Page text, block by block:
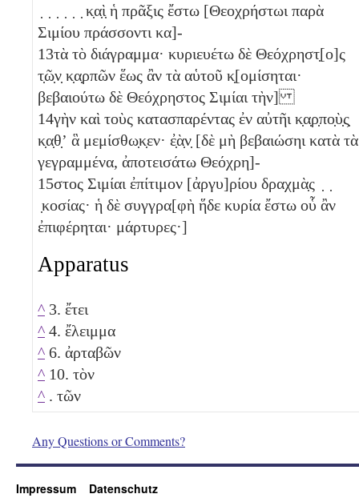
̣ ̣ ̣ ̣ ̣ ̣ κ̣α̣ὶ̣ ἡ πρᾶξις ἔστω [Θεοχρήστωι παρὰ
Σιμίου πράσσοντι κα]-
13τὰ τὸ διάγραμμα· κυριευέτω δὲ Θεόχρηστ̣[ο]ς
τ̣ῶ̣ν̣ κ̣α̣ρπῶν ἕως ἂν τὰ αὑτοῦ κ̣[ομίσηται·
βεβαιούτω δὲ Θεόχρηστος Σιμίαι τὴν]
14γὴν καὶ τοὺς κατασπαρέντας ἐν αὐτῆι κ̣α̣ρ̣πο̣ὺ̣ς̣
κ̣α̣θ̣ʼ ἃ μεμίσθω̣κ̣εν· ἐ̣ὰ̣ν̣ [δὲ μὴ βεβαιώσηι κατὰ τὰ
γεγραμμένα, ἀποτεισάτω Θεόχρη]-
15στος Σιμίαι ἐπίτιμον [ἀργυ]ρίου δραχμὰ̣ς ̣ ̣
̣κοσίας· ἡ δὲ συγγρα[φὴ ἥδε κυρία ἔστω οὗ ἂν
ἐπιφέρηται· μάρτυρες·]
Apparatus
^ 3. ἔτει
^ 4. ἔλειμμα
^ 6. ἀρταβῶν
^ 10. τὸν
^ . τῶν
Any Questions or Comments?
Impressum Datenschutz